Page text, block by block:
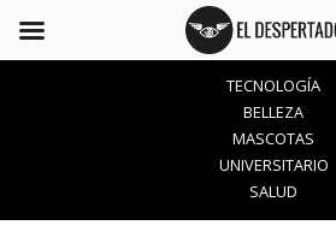
TECNOLOGÍA
BELLEZA
MASCOTAS
UNIVERSITARIO
SALUD